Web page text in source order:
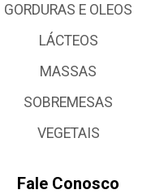
GORDURAS E OLEOS
LÁCTEOS
MASSAS
SOBREMESAS
VEGETAIS
Fale Conosco